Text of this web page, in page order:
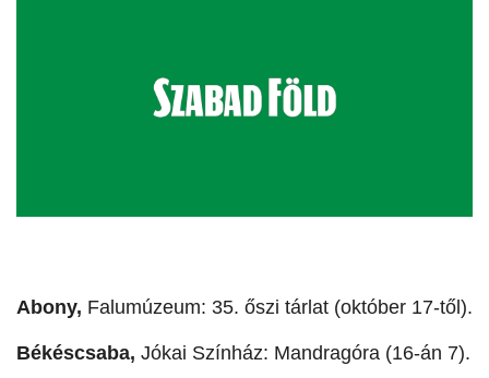
Abony, Falumúzeum: 35. őszi tárlat (október 17-től).
Békéscsaba, Jókai Színház: Mandragóra (16-án 7).